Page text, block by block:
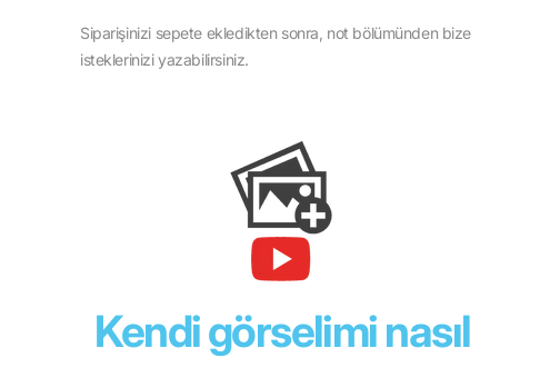
Siparişinizi sepete ekledikten sonra, not bölümünden bize
isteklerinizi yazabilirsiniz.
Kendi görselimi nasıl